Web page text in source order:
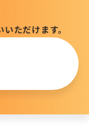
ただけます。